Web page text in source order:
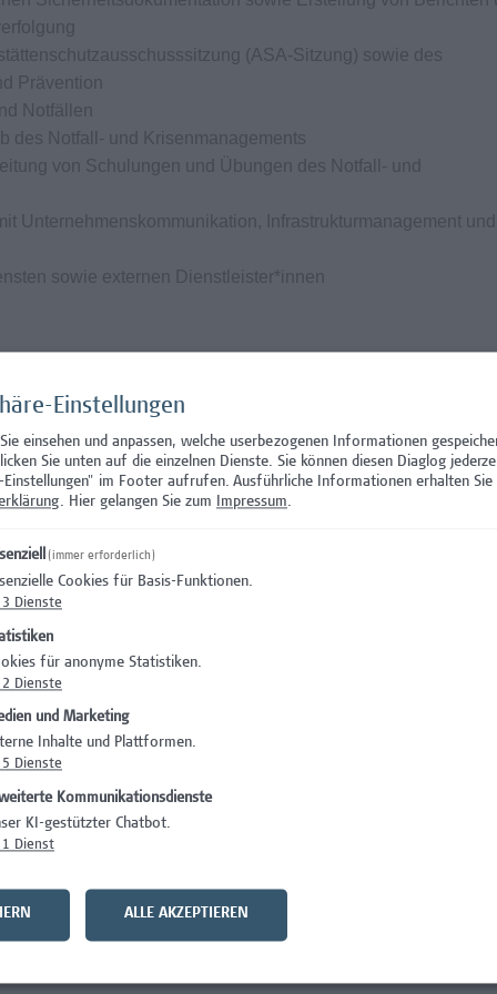
(ASA-Sitzung) sowie des
Prävention
Notfällen
des Notfall- und Krisenmanagements
von Schulungen und Übungen des Notfall- und
Unternehmenskommunikation, Infrastrukturmanagement und
sowie externen Dienstleister*innen
Ausbildung (HTL, Fachhochschule,
ASchG (oder Bereitschaft, diese zeitnah zu absolvieren)
Notfallmanagement oder vergleichbaren Funktionen
von Übungen sowie in Risiko- und
und Einsatzorganisationen
und Handeln; Entscheidungsstärke sowie
runden ihr Profil ab
von 39 Wochenstunden
der Hochschule Campus Wien und hängt von den
Mindestentgelt beträgt EUR 3.764,-- brutto monatlich
5 anrechenbaren Berufsjahren) - die Hochschule Campus
Einstellungen
einsehen und anpassen, welche userbezogenen Informationen
Sie unten auf die einzelnen Dienste. Sie können diesen Diaglog
Einstellungen" im Footer aufrufen. Ausführliche Informationen erhalten Sie
. Hier gelangen Sie zum Impressum.
(immer erforderlich)
Cookies für Basis-Funktionen.
3 Dienste
für anonyme Statistiken.
2 Dienste
und Marketing
Inhalte und Plattformen.
5 Dienste
Kommunikationsdienste
KI-gestützter Chatbot.
1 Dienst
ALLE AKZEPTIEREN